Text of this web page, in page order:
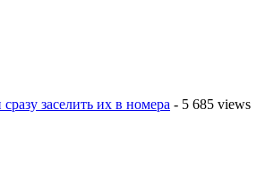
заселить их в номера - 5 685 views